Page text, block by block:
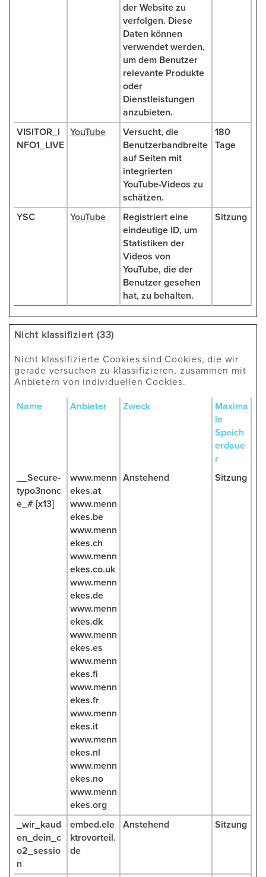
der Website zu
verfolgen. Diese
Daten können
verwendet werden,
um dem Benutzer
relevante Produkte
oder
Dienstleistungen
anzubieten.
VISITOR_I
NFO1_LIVE
YouTube
Versucht, die
Benutzerbandbreite
auf Seiten mit
integrierten
YouTube-Videos zu
schätzen.
180
Tage
YSC YouTube
Registriert eine
eindeutige ID, um
Statistiken der
Videos von
YouTube, die der
Benutzer gesehen
hat, zu behalten.
Sitzung
Nicht klassifiziert (33)
Nicht klassifizierte Cookies sind Cookies, die wir
gerade versuchen zu klassifizieren, zusammen mit
Anbietern von individuellen Cookies.
Name Anbieter Zweck
Maxima
le
Speich
erdaue
r
__Secure-
typo3nonc
e_# [x13]
www.menn
ekes.at
www.menn
ekes.be
www.menn
ekes.ch
www.menn
ekes.co.uk
www.menn
ekes.de
www.menn
ekes.dk
www.menn
ekes.es
www.menn
ekes.fi
www.menn
ekes.fr
www.menn
ekes.it
www.menn
ekes.nl
www.menn
ekes.no
www.menn
ekes.org
Anstehend Sitzung
_wir_kaud
en_dein_c
o2_sessio
n
embed.ele
ktrovorteil.
de
Anstehend Sitzung